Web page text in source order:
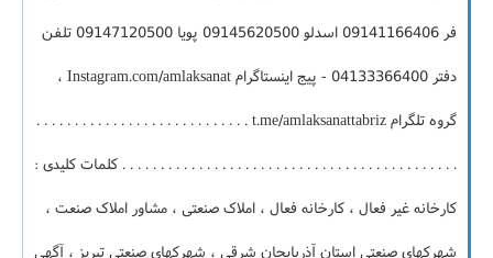
فر 09141166406 اسدلو 09145620500 پویا 09147120500 تلفن
دفتر 04133366400 - پیج اینستاگرام Instagram.com/amlaksanat ،
گروه تلگرام t.me/amlaksanattabriz . . . . . . . . . . . . . . . . . . . . . . . . . . . .
. . . . . . . . . . . . . . . . . . . . . . . . . . . . . . . . . . . . . . . . . . . . کلمات کلیدی :
کارخانه غیر فعال ، کارخانه فعال ، املاک صنعتی ، مشاور املاک صنعت ،
شهرکهای صنعتی استان آذربایجان شرقی ، شهرکهای صنعتی تبریز ، آگهی